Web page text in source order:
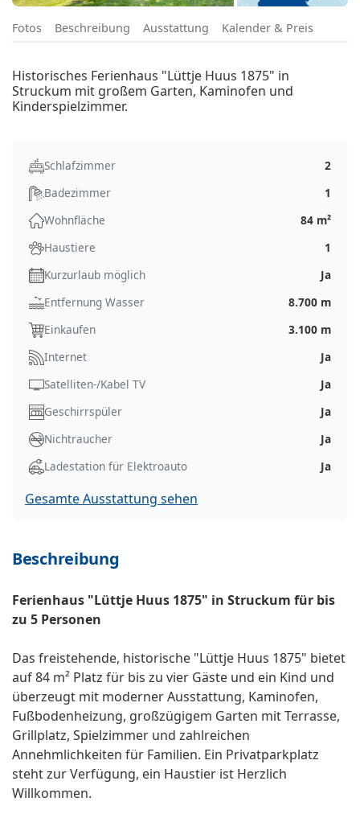
Fotos Beschreibung Ausstattung Kalender & Preis
Historisches Ferienhaus "Lüttje Huus 1875" in
Struckum mit großem Garten, Kaminofen und
Kinderspielzimmer.
Schlafzimmer
2
Badezimmer
1
Wohnfläche
84 m²
Haustiere
1
Kurzurlaub möglich
Ja
Entfernung Wasser
8.700 m
Einkaufen
3.100 m
Internet
Ja
Satelliten-/Kabel TV
Ja
Geschirrspüler
Ja
Nichtraucher
Ja
Ladestation für Elektroauto
Ja
Gesamte Ausstattung sehen
Beschreibung
Ferienhaus "Lüttje Huus 1875" in Struckum für bis
zu 5 Personen
Das freistehende, historische "Lüttje Huus 1875" bietet
auf 84 m² Platz für bis zu vier Gäste und ein Kind und
überzeugt mit moderner Ausstattung, Kaminofen,
Fußbodenheizung, großzügigem Garten mit Terrasse,
Grillplatz, Spielzimmer und zahlreichen
Annehmlichkeiten für Familien. Ein Privatparkplatz
steht zur Verfügung, ein Haustier ist Herzlich
Willkommen.